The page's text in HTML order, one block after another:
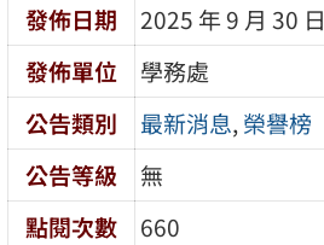
發佈日期
2025 年 9 月 30 日
發佈單位
學務處
公告類別
最新消息,榮譽榜
公告等級
無
點閱次數
660